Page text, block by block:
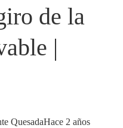
de la
|
QuesadaHace 2 años